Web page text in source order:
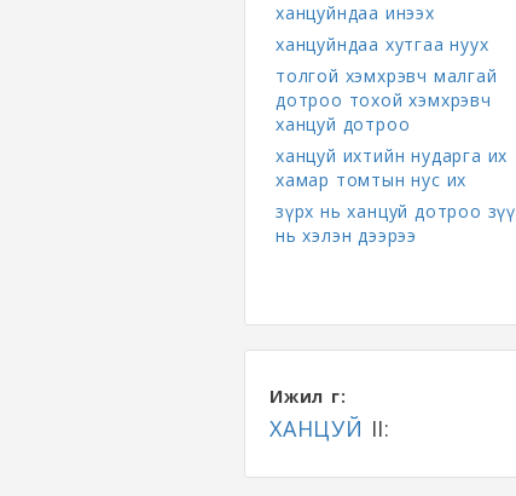
ханцуйндаа инээх
ханцуйндаа хутгаа нуух
толгой хэмхрэвч малгай
дотроо тохой хэмхрэвч
ханцуй дотроо
ханцуй ихтийн нударга их
хамар томтын нус их
зүрх нь ханцуй дотроо
нь хэлэн дээрээ
Ижил үг:
ХАНЦУЙ II: